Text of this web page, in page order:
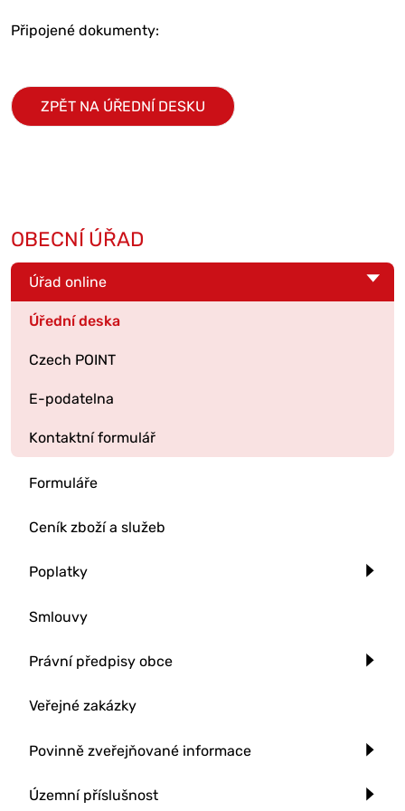
Připojené dokumenty:
ZPĚT NA ÚŘEDNÍ DESKU
OBECNÍ ÚŘAD
Úřad online
Úřední deska
Czech POINT
E-podatelna
Kontaktní formulář
Formuláře
Ceník zboží a služeb
Poplatky
Smlouvy
Právní předpisy obce
Veřejné zakázky
Povinně zveřejňované informace
Územní příslušnost